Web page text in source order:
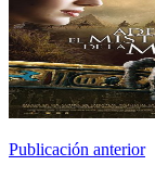
Publicación anterior